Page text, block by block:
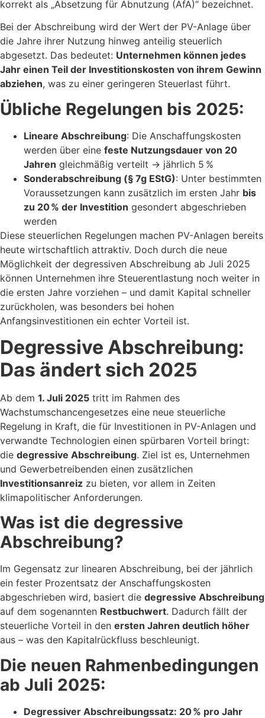
korrekt als „Absetzung für Abnutzung (AfA)“ bezeichnet.
Bei der Abschreibung wird der Wert der PV-Anlage über
die Jahre ihrer Nutzung hinweg anteilig steuerlich
abgesetzt. Das bedeutet: Unternehmen können jedes
Jahr einen Teil der Investitionskosten von ihrem Gewinn
abziehen, was zu einer geringeren Steuerlast führt.
Übliche Regelungen bis 2025:
Lineare Abschreibung: Die Anschaffungskosten
werden über eine feste Nutzungsdauer von 20
Jahren gleichmäßig verteilt → jährlich 5 %
Sonderabschreibung (§ 7g EStG): Unter bestimmten
Voraussetzungen kann zusätzlich im ersten Jahr bis
zu 20 % der Investition gesondert abgeschrieben
werden
Diese steuerlichen Regelungen machen PV-Anlagen bereits
heute wirtschaftlich attraktiv. Doch durch die neue
Möglichkeit der degressiven Abschreibung ab Juli 2025
können Unternehmen ihre Steuerentlastung noch weiter in
die ersten Jahre vorziehen – und damit Kapital schneller
zurückholen, was besonders bei hohen
Anfangsinvestitionen ein echter Vorteil ist.
Degressive Abschreibung:
Das ändert sich 2025
Ab dem 1. Juli 2025 tritt im Rahmen des
Wachstumschancengesetzes eine neue steuerliche
Regelung in Kraft, die für Investitionen in PV-Anlagen und
verwandte Technologien einen spürbaren Vorteil bringt:
die degressive Abschreibung. Ziel ist es, Unternehmen
und Gewerbetreibenden einen zusätzlichen
Investitionsanreiz zu bieten, vor allem in Zeiten
klimapolitischer Anforderungen.
Was ist die degressive
Abschreibung?
Im Gegensatz zur linearen Abschreibung, bei der jährlich
ein fester Prozentsatz der Anschaffungskosten
abgeschrieben wird, basiert die degressive Abschreibung
auf dem sogenannten Restbuchwert. Dadurch fällt der
steuerliche Vorteil in den ersten Jahren deutlich höher
aus – was den Kapitalrückfluss beschleunigt.
Die neuen Rahmenbedingungen
ab Juli 2025:
Degressiver Abschreibungssatz: 20 % pro Jahr